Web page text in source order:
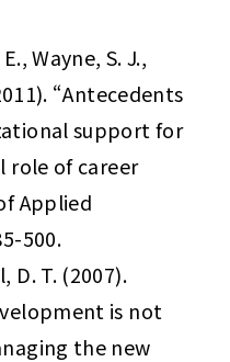
Wayne, S. J.,
“Antecedents
support for
role of career
Applied
500.
D. T. (2007).
is not
the new